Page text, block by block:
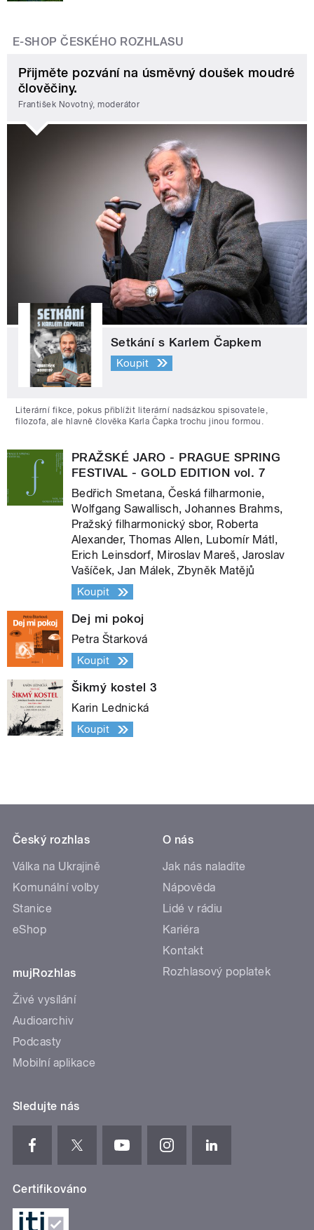
E-SHOP ČESKÉHO ROZHLASU
Přijměte pozvání na úsměvný doušek moudré
člověčiny.
František Novotný, moderátor
Setkání s Karlem Čapkem
Koupit
Literární fikce, pokus přiblížit literární nadsázkou spisovatele,
filozofa, ale hlavně člověka Karla Čapka trochu jinou formou.
PRAŽSKÉ JARO - PRAGUE SPRING
FESTIVAL - GOLD EDITION vol. 7
Bedřich Smetana, Česká filharmonie,
Wolfgang Sawallisch, Johannes Brahms,
Pražský filharmonický sbor, Roberta
Alexander, Thomas Allen, Lubomír Mátl,
Erich Leinsdorf, Miroslav Mareš, Jaroslav
Vašíček, Jan Málek, Zbyněk Matějů
Koupit
Dej mi pokoj
Petra Štarková
Koupit
Šikmý kostel 3
Karin Lednická
Koupit
Český rozhlas
Válka na Ukrajině
Komunální volby
Stanice
eShop
mujRozhlas
Živé vysílání
Audioarchiv
Podcasty
Mobilní aplikace
O nás
Jak nás naladíte
Nápověda
Lidé v rádiu
Kariéra
Kontakt
Rozhlasový poplatek
Sledujte nás
Certifikováno